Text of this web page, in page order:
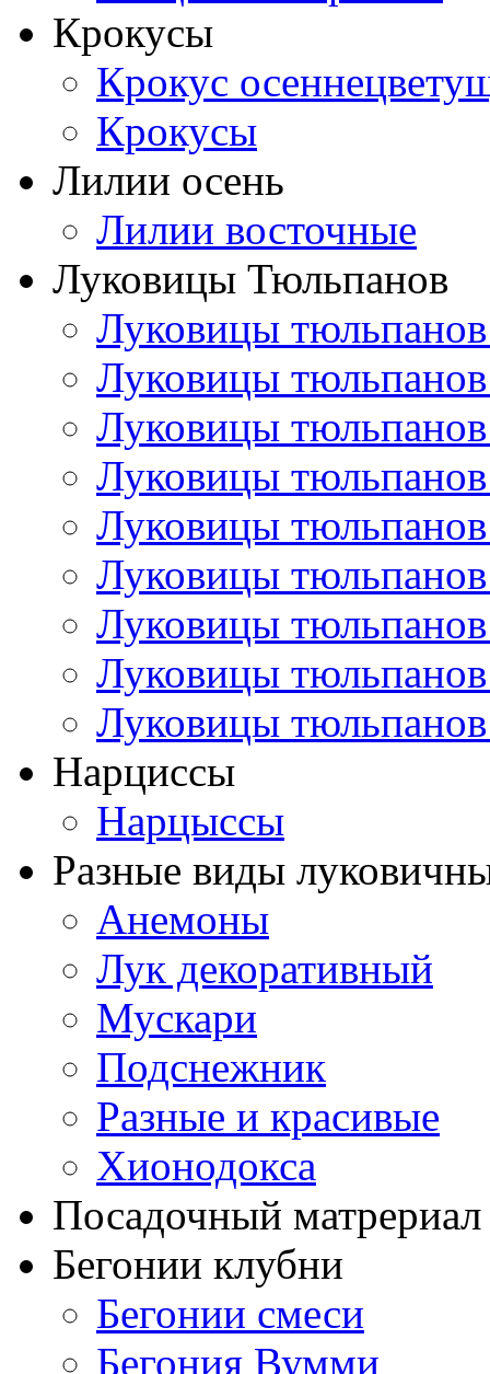
Крокусы
Крокус
Крокусы
Лилии осень
Лилии восточные
Луковицы Тюльпанов
Луковицы
Луковицы
Луковицы
Луковицы
Луковицы
Луковицы
Луковицы
Луковицы
Луковицы
Нарциссы
Нарцыссы
Разные виды
Анемоны
Лук декоративный
Мускари
Подснежник
Разные и красивые
Хионодокса
Посадочный матрериал
Бегонии клубни
Бегонии смеси
Бегония Вумми